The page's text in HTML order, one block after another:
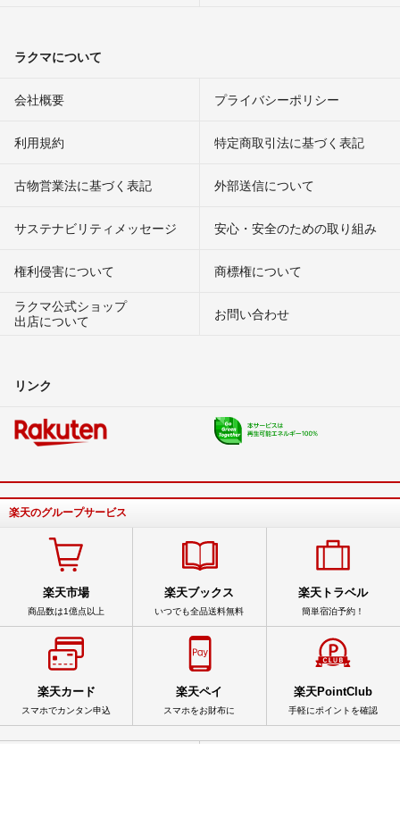
ラクマについて
会社概要 プライバシーポリシー
利用規約 特定商取引法に基づく表記
古物営業法に基づく表記 外部送信について
サステナビリティメッセージ 安心・安全のための取り組み
権利侵害について
商標権について
ラクマ公式ショップ
出店について
お問い合わせ
リンク
楽天のグループサービス
楽天市場
商品数は1億点以上
楽天ブックス
いつでも全品送料無料
楽天トラベル
簡単宿泊予約！
楽天カード
スマホでカンタン申込
楽天ペイ
スマホをお財布に
楽天PointClub
手軽にポイントを確認